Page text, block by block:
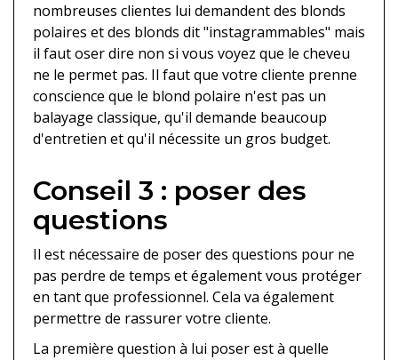
nombreuses clientes lui demandent des blonds
polaires et des blonds dit "instagrammables" mais
il faut oser dire non si vous voyez que le cheveu
ne le permet pas. Il faut que votre cliente prenne
conscience que le blond polaire n'est pas un
balayage classique, qu'il demande beaucoup
d'entretien et qu'il nécessite un gros budget.
Conseil 3 : poser des
questions
Il est nécessaire de poser des questions pour ne
pas perdre de temps et également vous protéger
en tant que professionnel. Cela va également
permettre de rassurer votre cliente.
La première question à lui poser est à quelle